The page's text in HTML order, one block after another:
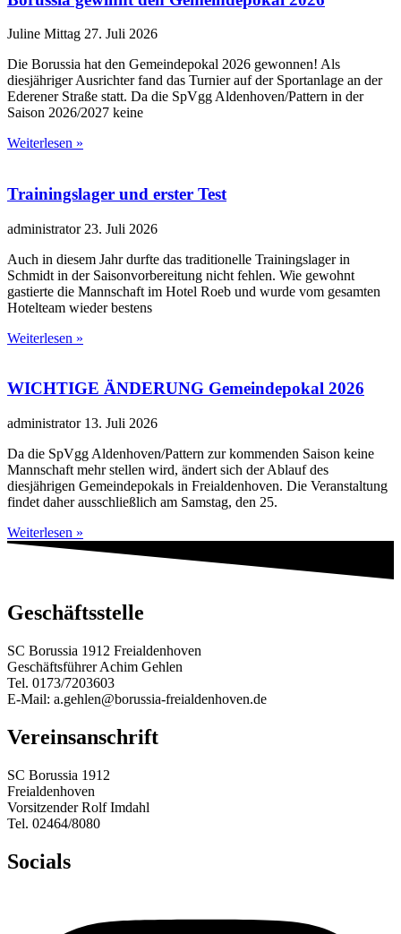
Juline Mittag 27. Juli 2026
Die Borussia hat den Gemeindepokal 2026 gewonnen! Als
diesjähriger Ausrichter fand das Turnier auf der Sportanlage an der
Ederener Straße statt. Da die SpVgg Aldenhoven/Pattern in der
Saison 2026/2027 keine
Weiterlesen »
Trainingslager und erster Test
administrator 23. Juli 2026
Auch in diesem Jahr durfte das traditionelle Trainingslager in
Schmidt in der Saisonvorbereitung nicht fehlen. Wie gewohnt
gastierte die Mannschaft im Hotel Roeb und wurde vom gesamten
Hotelteam wieder bestens
Weiterlesen »
WICHTIGE ÄNDERUNG Gemeindepokal 2026
administrator 13. Juli 2026
Da die SpVgg Aldenhoven/Pattern zur kommenden Saison keine
Mannschaft mehr stellen wird, ändert sich der Ablauf des
diesjährigen Gemeindepokals in Freialdenhoven. Die Veranstaltung
findet daher ausschließlich am Samstag, den 25.
Weiterlesen »
Geschäftsstelle
SC Borussia 1912 Freialdenhoven
Geschäftsführer Achim Gehlen
Tel. 0173/7203603
E-Mail: a.gehlen@borussia-freialdenhoven.de
Vereinsanschrift
SC Borussia 1912
Freialdenhoven
Vorsitzender Rolf Imdahl
Tel. 02464/8080
Socials